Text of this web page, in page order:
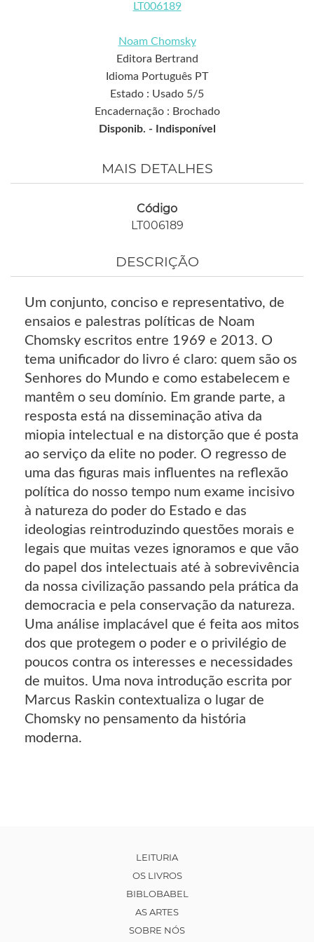
LT006189
Noam Chomsky
Editora Bertrand
Idioma Português PT
Estado : Usado 5/5
Encadernação : Brochado
Disponib. -
Indisponível
MAIS DETALHES
Código
LT006189
DESCRIÇÃO
Um conjunto, conciso e representativo, de
ensaios e palestras políticas de Noam
Chomsky escritos entre 1969 e 2013. O
tema unificador do livro é claro: quem são os
Senhores do Mundo e como estabelecem e
mantêm o seu domínio. Em grande parte, a
resposta está na disseminação ativa da
miopia intelectual e na distorção que é posta
ao serviço da elite no poder. O regresso de
uma das figuras mais influentes na reflexão
política do nosso tempo num exame incisivo
à natureza do poder do Estado e das
ideologias reintroduzindo questões morais e
legais que muitas vezes ignoramos e que vão
do papel dos intelectuais até à sobrevivência
da nossa civilização passando pela prática da
democracia e pela conservação da natureza.
Uma análise implacável que é feita aos mitos
dos que protegem o poder e o privilégio de
poucos contra os interesses e necessidades
de muitos. Uma nova introdução escrita por
Marcus Raskin contextualiza o lugar de
Chomsky no pensamento da história
moderna.
LEITURIA
OS LIVROS
BIBLOBABEL
AS ARTES
SOBRE NÓS